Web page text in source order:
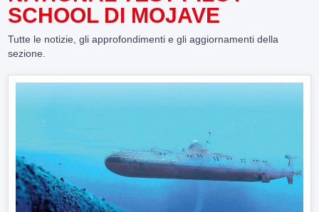
SCHOOL DI MOJAVE
Tutte le notizie, gli approfondimenti e gli aggiornamenti della
sezione.